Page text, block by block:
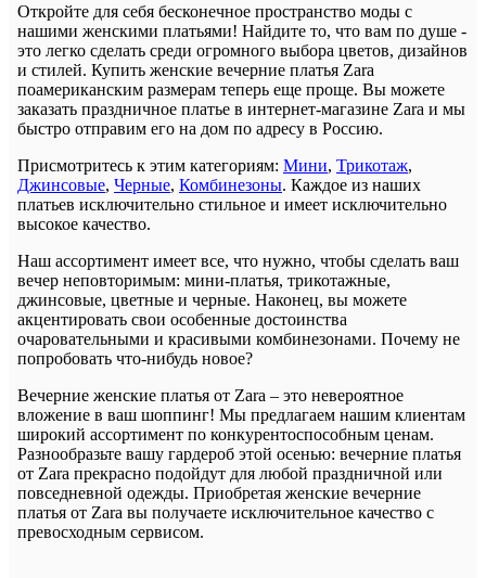
Откройте для себя бесконечное пространство моды с
нашими женскими платьями! Найдите то, что вам по душе -
это легко сделать среди огромного выбора цветов, дизайнов
и стилей. Купить женские вечерние платья Zara
поамериканским размерам теперь еще проще. Вы можете
заказать праздничное платье в интернет-магазине Zara и мы
быстро отправим его на дом по адресу в Россию.
Присмотритесь к этим категориям: Мини, Трикотаж,
Джинсовые, Черные, Комбинезоны. Каждое из наших
платьев исключительно стильное и имеет исключительно
высокое качество.
Наш ассортимент имеет все, что нужно, чтобы сделать ваш
вечер неповторимым: мини-платья, трикотажные,
джинсовые, цветные и черные. Наконец, вы можете
акцентировать свои особенные достоинства
очаровательными и красивыми комбинезонами. Почему не
попробовать что-нибудь новое?
Вечерние женские платья от Zara – это невероятное
вложение в ваш шоппинг! Мы предлагаем нашим клиентам
широкий ассортимент по конкурентоспособным ценам.
Разнообразьте вашу гардероб этой осенью: вечерние платья
от Zara прекрасно подойдут для любой праздничной или
повседневной одежды. Приобретая женские вечерние
платья от Zara вы получаете исключительное качество с
превосходным сервисом.